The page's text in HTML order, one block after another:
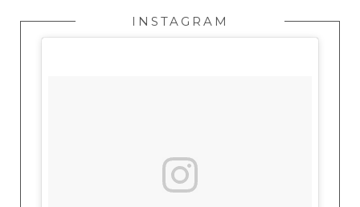
INSTAGRAM